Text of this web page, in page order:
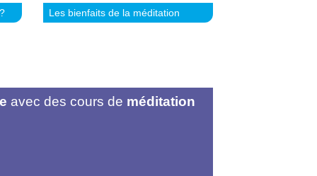
Les bienfaits de la méditation
avec des cours de méditation